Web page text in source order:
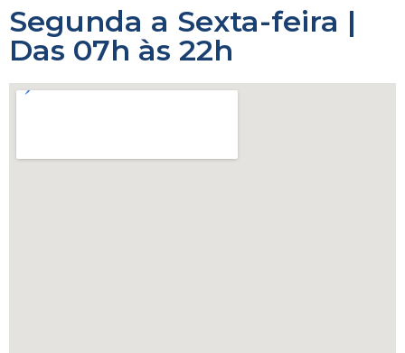
Segunda a Sexta-feira |
Das 07h às 22h